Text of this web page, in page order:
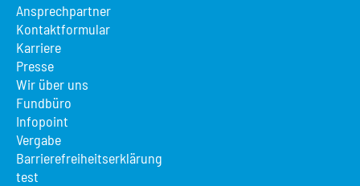
Ansprechpartner
Kontaktformular
Karriere
Presse
Wir über uns
Fundbüro
Infopoint
Vergabe
Barrierefreiheitserklärung
test